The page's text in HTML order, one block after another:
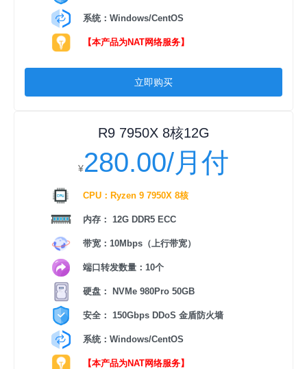
系统：Windows/CentOS
【本产品为NAT网络服务】
立即购买
R9 7950X 8核12G
¥280.00/月付
CPU：Ryzen 9 7950X 8核
内存： 12G DDR5 ECC
带宽：10Mbps（上行带宽）
端口转发数量：10个
硬盘： NVMe 980Pro 50GB
安全： 150Gbps DDoS 金盾防火墙
系统：Windows/CentOS
【本产品为NAT网络服务】